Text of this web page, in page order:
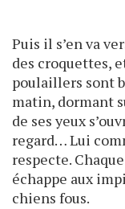
Puis il s’en va
des croquettes,
poulaillers sont
matin, dormant
de ses yeux
regard… Lui
respecte.
échappe aux
chiens fous.